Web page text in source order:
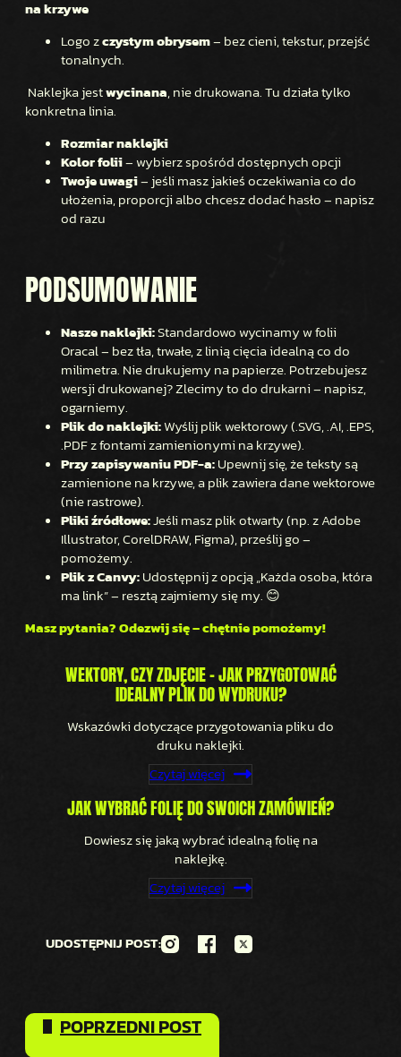
na krzywe
Logo zczystym obrysem– bez cieni, tekstur, przejść
tonalnych.
Naklejka jestwycinana, nie drukowana. Tu działa tylko
konkretna linia.
Rozmiar naklejki
Kolor folii– wybierz spośród dostępnych opcji
Twoje uwagi– jeśli masz jakieś oczekiwania co do
ułożenia, proporcji albo chcesz dodać hasło – napisz
od razu
PODSUMOWANIE
Nasze naklejki:Standardowo wycinamy w folii
Oracal – bez tła, trwałe, z linią cięcia idealną co do
milimetra. Nie drukujemy na papierze. Potrzebujesz
wersji drukowanej? Zlecimy to do drukarni – napisz,
ogarniemy.
Plik do naklejki:Wyślij plik wektorowy (.SVG, .AI, .EPS,
.PDF z fontami zamienionymi na krzywe).
Przy zapisywaniu PDF-a:Upewnij się, że teksty są
zamienione na krzywe, a plik zawiera dane wektorowe
(nie rastrowe).
Pliki źródłowe:Jeśli masz plik otwarty (np. z Adobe
Illustrator, CorelDRAW, Figma), prześlij go –
pomożemy.
Plik z Canvy:Udostępnij z opcją „Każda osoba, która
ma link” – resztą zajmiemy się my. 😊
Masz pytania? Odezwij się – chętnie pomożemy!
WEKTORY, CZY ZDJĘCIE – JAK PRZYGOTOWAĆ
IDEALNY PLIK DO WYDRUKU?
Wskazówki dotyczące przygotowania pliku do
druku naklejki.
Czytaj więcej
JAK WYBRAĆ FOLIĘ DO SWOICH ZAMÓWIEŃ?
Dowiesz się jaką wybrać idealną folię na
naklejkę.
Czytaj więcej
UDOSTĘPNIJ POST:
POPRZEDNI POST